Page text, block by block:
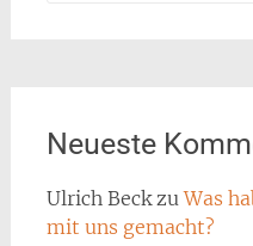
Neueste
Ulrich BeckzuWas
mit uns gemacht?